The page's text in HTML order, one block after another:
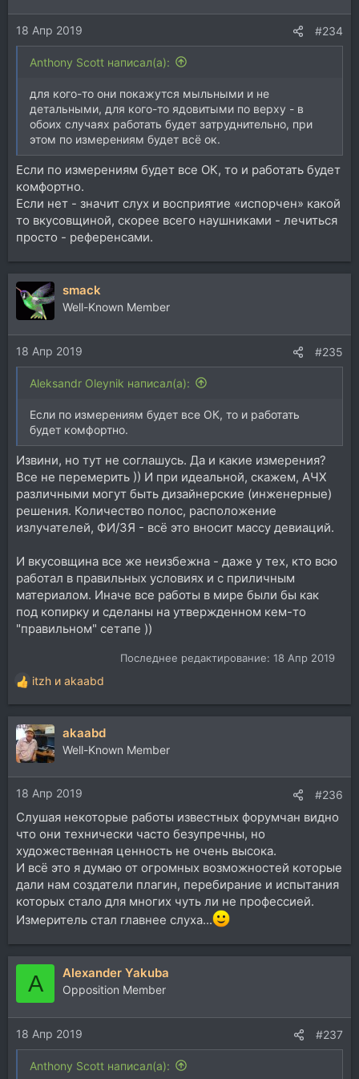
18 Апр 2019 #234
Anthony Scott написал(а):
для кого-то они покажутся мыльными и не
детальными, для кого-то ядовитыми по верху - в
обоих случаях работать будет затруднительно, при
этом по измерениям будет всё ок.
Если по измерениям будет все ОК, то и работать будет
комфортно.
Если нет - значит слух и восприятие «испорчен» какой
то вкусовщиной, скорее всего наушниками - лечиться
просто - референсами.
smack
Well-Known Member
18 Апр 2019 #235
Aleksandr Oleynik написал(а):
Если по измерениям будет все ОК, то и работать
будет комфортно.
Извини, но тут не соглашусь. Да и какие измерения?
Все не перемерить )) И при идеальной, скажем, АЧХ
различными могут быть дизайнерские (инженерные)
решения. Количество полос, расположение
излучателей, ФИ/ЗЯ - всё это вносит массу девиаций.
И вкусовщина все же неизбежна - даже у тех, кто всю
работал в правильных условиях и с приличным
материалом. Иначе все работы в мире были бы как
под копирку и сделаны на утвержденном кем-то
"правильном" сетапе ))
Последнее редактирование: 18 Апр 2019
Р
е
а
к
ц
и
и
:
itzh и akaabd
akaabd
Well-Known Member
18 Апр 2019 #236
Слушая некоторые работы известных форумчан видно
что они технически часто безупречны, но
художественная ценность не очень высока.
И всё это я думаю от огромных возможностей которые
дали нам создатели плагин, перебирание и испытания
которых стало для многих чуть ли не профессией.
Измеритель стал главнее слуха...
A Alexander Yakuba
Opposition Member
18 Апр 2019 #237
Anthony Scott написал(а):